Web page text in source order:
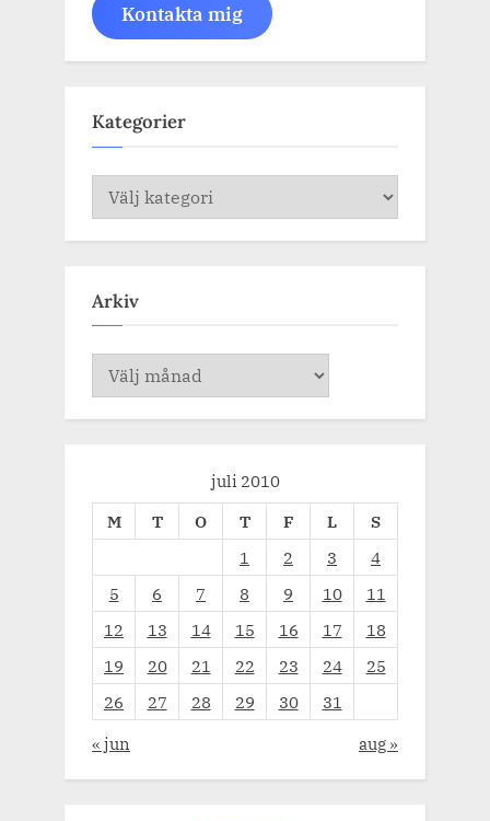
Kontakta mig
Kategorier
Kategorier
Arkiv
Arkiv
juli 2010
M
T O T F L
S
1
2 3
4
5
6 7 8 9 10
11
12
13 14 15 16 17
18
19
20 21 22 23 24
25
26
27 28 29 30
31
« jun
aug »